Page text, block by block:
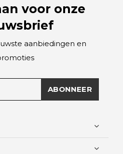
voor onze
aanbiedingen en
ABONNEER